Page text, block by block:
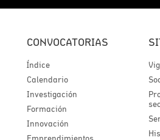
CONVOCATORIAS
Índice
Calendario
Investigación
Formación
Innovación